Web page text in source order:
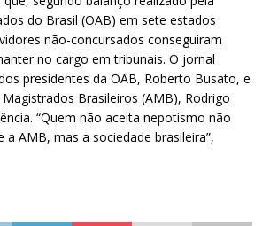
do Brasil (OAB) em sete estados
não-concursados conseguiram
no cargo em tribunais. O jornal
presidentes da OAB, Roberto Busato, e
Brasileiros (AMB), Rodrigo
“Quem não aceita nepotismo não
a AMB, mas a sociedade brasileira”,